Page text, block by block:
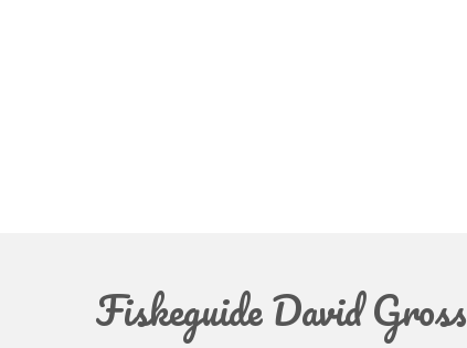
Fiskeguide David Gross